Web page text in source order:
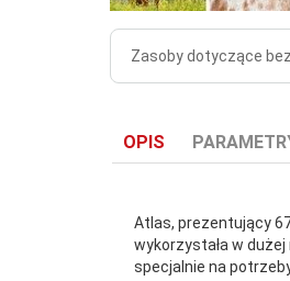
Zasoby dotyczące
OPIS
Atlas, prezentujący
wykorzystała w
specjalnie na